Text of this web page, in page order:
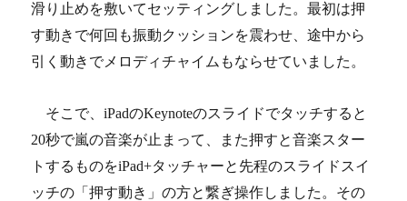
滑り止めを敷いてセッティングしました。最初は押
す動きで何回も振動クッションを震わせ、途中から
引く動きでメロディチャイムもならせていました。
そこで、iPadのKeynoteのスライドでタッチすると
20秒で嵐の音楽が止まって、また押すと音楽スター
トするものをiPad+タッチャーと先程のスライドスイ
ッチの「押す動き」の方と繋ぎ操作しました。その